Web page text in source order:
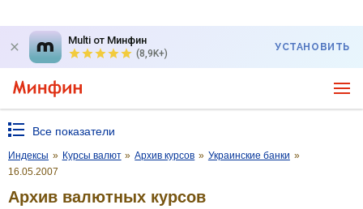
Multi от Минфин
(8,9K+)
УСТАНОВИТЬ
Все показатели
Индексы » Курсы валют » Архив курсов » Украинские банки »
16.05.2007
Архив валютных курсов